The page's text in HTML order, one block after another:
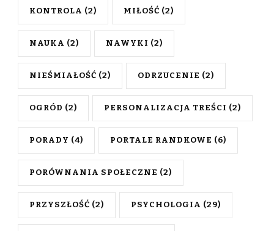
KONTROLA (2) MIŁOŚĆ (2)
NAUKA (2) NAWYKI (2)
NIEŚMIAŁOŚĆ (2) ODRZUCENIE (2)
OGRÓD (2) PERSONALIZACJA TREŚCI (2)
PORADY (4) PORTALE RANDKOWE (6)
PORÓWNANIA SPOŁECZNE (2)
PRZYSZŁOŚĆ (2) PSYCHOLOGIA (29)